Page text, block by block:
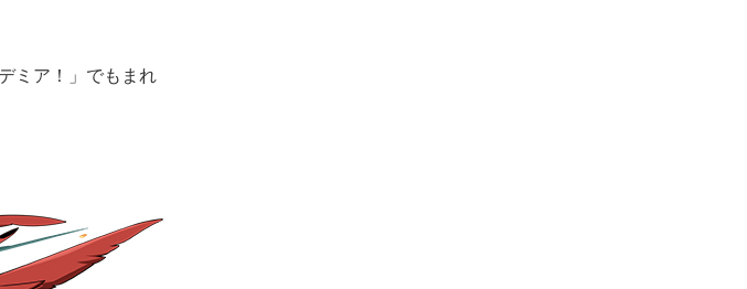
ミア！」でもまれ